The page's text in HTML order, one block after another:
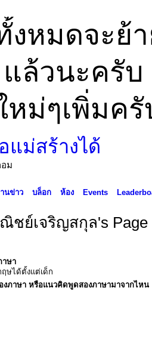
งหมดจะย้
แล้วนะครั
หม่ๆเพิ่มครั
ม
นข่าว บล็อก ห้อง Events
ชย์เจริญสกุล's Page
าษา
ษได้ตั้งแต่เด็ก
งภาษา หรือแนวคิดพูดสองภาษามาจากไหน